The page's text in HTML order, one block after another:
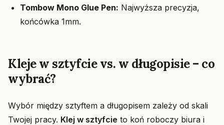
Tombow Mono Glue Pen: Najwyższa precyzja,
końcówka 1mm.
Kleje w sztyfcie vs. w długopisie – co
wybrać?
Wybór między sztyftem a długopisem zależy od skali
Twojej pracy. Klej w sztyfcie to koń roboczy biura i